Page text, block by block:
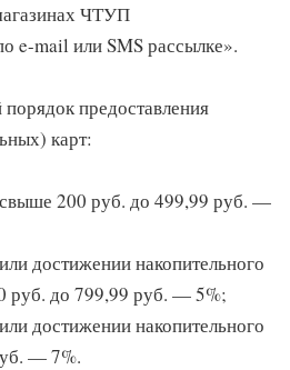
ЧТУП
e-mail или SMS рассылке».
предоставления
карт:
200 руб. до 499,99 руб. —
достижении накопительного
руб. до 799,99 руб. — 5%;
достижении накопительного
— 7%.